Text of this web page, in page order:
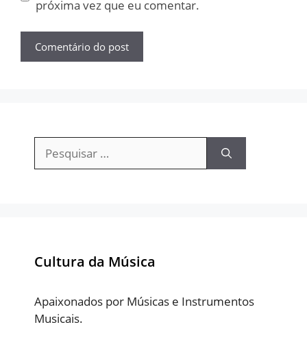
próxima vez que eu comentar.
por:
Cultura da Música
Apaixonados por Músicas e Instrumentos
Musicais.